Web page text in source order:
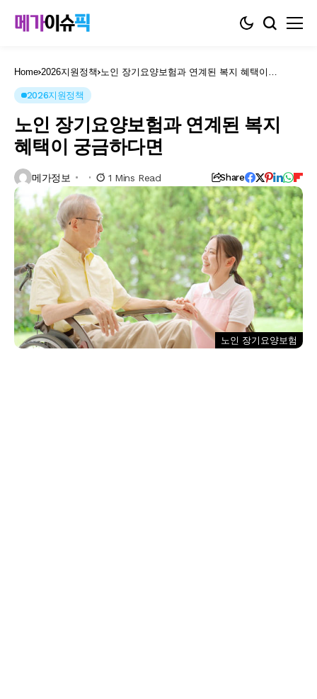
Home 2026지원정책 노인 장기요양보험과 연계된 복지 혜택이
2026지원정책
노인 장기요양보험과 연계된 복지
혜택이 궁금하다면
메가정보 1 Mins Read Share
노인 장기요양보험